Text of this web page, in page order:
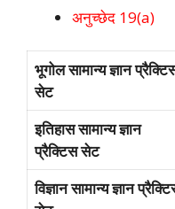
अनुच्छेद 19(a)
भूगोल सामान्य ज्ञान
सेट
इतिहास सामान्य ज्ञान
प्रैक्टिस सेट
विज्ञान सामान्य ज्ञान